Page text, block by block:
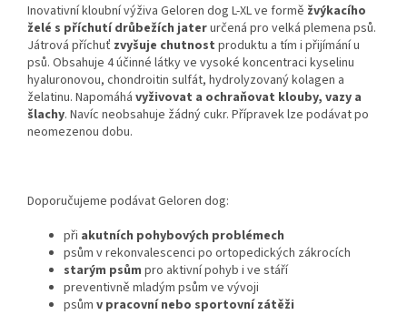
Inovativní kloubní výživa Geloren dog L-XL ve formě žvýkacího
želé s příchutí drůbežích jaterurčená pro velká plemena psů.
Játrová příchuť zvyšuje chutnost produktu a tím i přijímání u
psů. Obsahuje 4 účinné látky ve vysoké koncentraci kyselinu
hyaluronovou, chondroitin sulfát, hydrolyzovaný kolagen a
želatinu. Napomáhá vyživovat a ochraňovat klouby, vazy a
šlachy. Navíc neobsahuje žádný cukr. Přípravek lze podávat po
neomezenou dobu.
Doporučujeme podávat Geloren dog:
při akutních pohybových problémech
psům v rekonvalescenci po ortopedických zákrocích
starým psům pro aktivní pohyb i ve stáří
preventivně mladým psům ve vývoji
psům v pracovní nebo sportovní zátěži